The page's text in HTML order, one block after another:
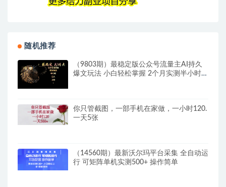
随机推荐
（9803期）最稳定版公众号流量主AI持久
爆文玩法 小白轻松掌握 2个月实测半小时日
你只管截图，一部手机在家做，一小时120.
一天5张
（14560期）最新沃尔玛平台采集 全自动运
行 可矩阵单机实测500+ 操作简单